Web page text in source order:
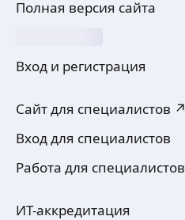
Полная версия сайта
Вход и регистрация
Сайт для специалистов ↗
Вход для специалистов
Работа для специалистов
ИТ-аккредитация